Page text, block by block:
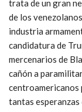
trata de un gran
de los
industria
candidatura de
mercenarios de
cañón a
centroamericanos
tantas esperanzas